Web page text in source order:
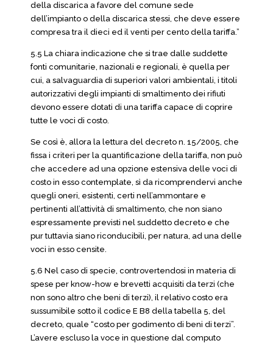
della discarica a favore del comune sede
dell’impianto o della discarica stessi, che deve essere
compresa tra il dieci ed il venti per cento della tariffa.”
5.5 La chiara indicazione che si trae dalle suddette
fonti comunitarie, nazionali e regionali, è quella per
cui, a salvaguardia di superiori valori ambientali, i titoli
autorizzativi degli impianti di smaltimento dei rifiuti
devono essere dotati di una tariffa capace di coprire
tutte le voci di costo.
Se così è, allora la lettura del decreto n. 15/2005, che
fissa i criteri per la quantificazione della tariffa, non può
che accedere ad una opzione estensiva delle voci di
costo in esso contemplate, sì da ricomprendervi anche
quegli oneri, esistenti, certi nell’ammontare e
pertinenti all’attività di smaltimento, che non siano
espressamente previsti nel suddetto decreto e che
pur tuttavia siano riconducibili, per natura, ad una delle
voci in esso censite.
5.6 Nel caso di specie, controvertendosi in materia di
spese per know-how e brevetti acquisiti da terzi (che
non sono altro che beni di terzi), il relativo costo era
sussumibile sotto il codice E B8 della tabella 5, del
decreto, quale “costo per godimento di beni di terzi”.
L’avere escluso la voce in questione dal computo